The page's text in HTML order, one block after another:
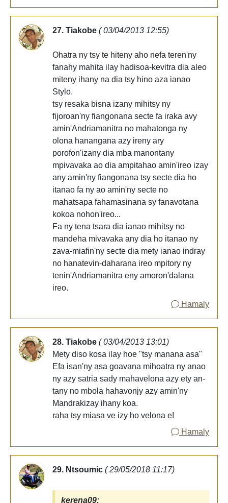
27. Tiakobe ( 03/04/2013 12:55)
Ohatra ny tsy te hiteny aho nefa teren'ny
fanahy mahita ilay hadisoa-kevitra dia aleo
miteny ihany na dia tsy hino aza ianao
Stylo.
tsy resaka bisna izany mihitsy ny
fijoroan'ny fiangonana secte fa iraka avy
amin'Andriamanitra no mahatonga ny
olona hanangana azy ireny ary
porofon'izany dia mba manontany
mpivavaka ao dia ampitahao amin'ireo izay
any amin'ny fiangonana tsy secte dia ho
itanao fa ny ao amin'ny secte no
mahatsapa fahamasinana sy fanavotana
kokoa nohon'ireo...
Fa ny tena tsara dia ianao mihitsy no
mandeha mivavaka any dia ho itanao ny
zava-miafin'ny secte dia mety ianao indray
no hanatevin-daharana ireo mpitory ny
tenin'Andriamanitra eny amoron'dalana
ireo.
Hamaly
28. Tiakobe ( 03/04/2013 13:01)
Mety diso kosa ilay hoe "tsy manana asa"
Efa isan'ny asa goavana mihoatra ny anao
ny azy satria sady mahavelona azy ety an-
tany no mbola hahavonjy azy amin'ny
Mandrakizay ihany koa.
raha tsy miasa ve izy ho velona e!
Hamaly
29. Ntsoumic ( 29/05/2018 11:17)
kerena09: